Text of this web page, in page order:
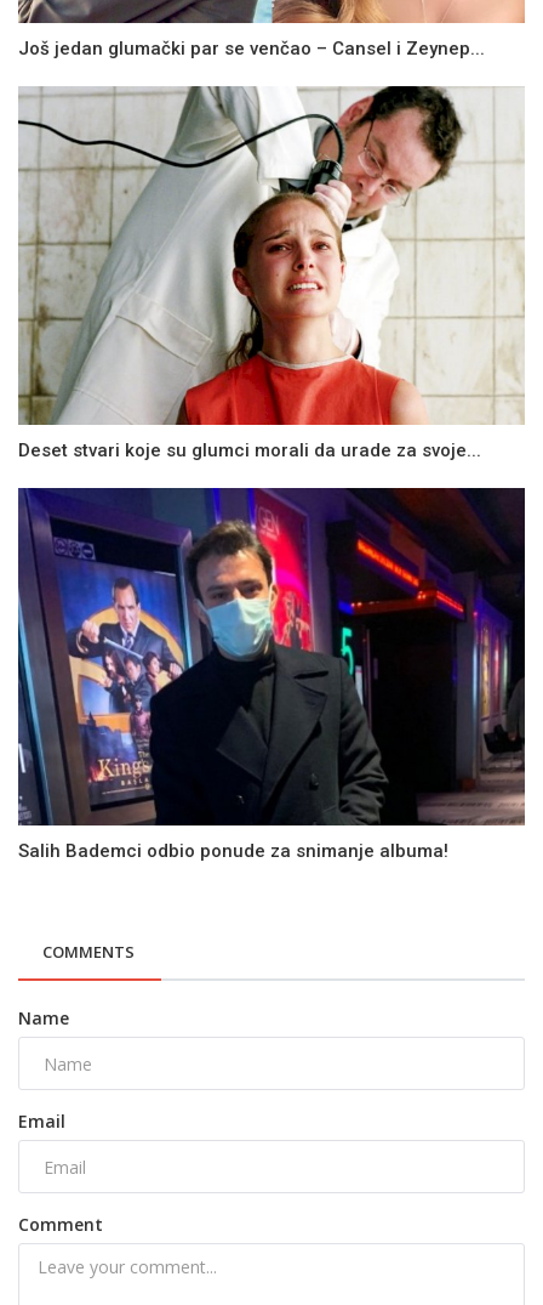
Još jedan glumački par se venčao – Cansel i Zeynep...
Deset stvari koje su glumci morali da urade za svoje...
Salih Bademci odbio ponude za snimanje albuma!
COMMENTS
Name
Email
Comment